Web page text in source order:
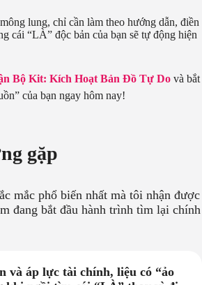
lung, chỉ cần làm theo hướng dẫn, điền
cái “LÀ” độc bản của bạn sẽ tự động hiện
Bộ Kit: Kích Hoạt Bản Đồ Tự Do và bắt
của bạn ngay hôm nay!
gặp
mắc phổ biến nhất mà tôi nhận được
đang bắt đầu hành trình tìm lại chính
và áp lực tài chính, liệu có “ảo